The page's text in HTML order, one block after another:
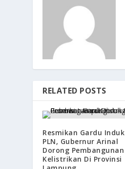
RELATED POSTS
Resmikan Gardu Induk
PLN, Gubernur Arinal
Dorong Pembangunan
Kelistrikan Di Provinsi